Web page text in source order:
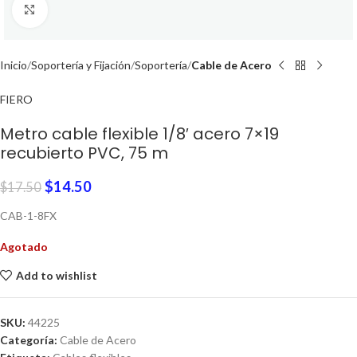
Inicio Soportería y Fijación Soportería Cable de Acero
FIERO
Metro cable flexible 1/8′ acero 7×19
recubierto PVC, 75 m
$17.50 $14.50
CAB-1-8FX
Agotado
Add to wishlist
SKU: 44225
Categoría: Cable de Acero